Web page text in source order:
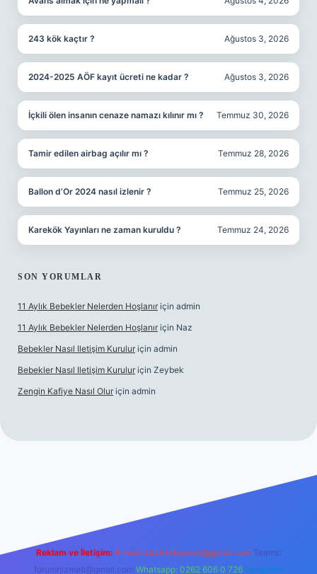
243 kök kaçtır ? Ağustos 3, 2026
2024-2025 AÖF kayıt ücreti ne kadar ? Ağustos 3, 2026
İçkili ölen insanın cenaze namazı kılınır mı ? Temmuz 30, 2026
Tamir edilen airbag açılır mı ? Temmuz 28, 2026
Ballon d’Or 2024 nasıl izlenir ? Temmuz 25, 2026
Karekök Yayınları ne zaman kuruldu ? Temmuz 24, 2026
SON YORUMLAR
11 Aylık Bebekler Nelerden Hoşlanır için admin
11 Aylık Bebekler Nelerden Hoşlanır için Naz
Bebekler Nasıl Iletişim Kurulur için admin
Bebekler Nasıl Iletişim Kurulur için Zeybek
Zengin Kafiye Nasıl Olur için admin
Reklam ve İletişim: E-mail: backlinkpaneli@gmail.com Teams:
forumhizmeti@gmail.com Whatsapp: 0262 606 0 726 Telegram: